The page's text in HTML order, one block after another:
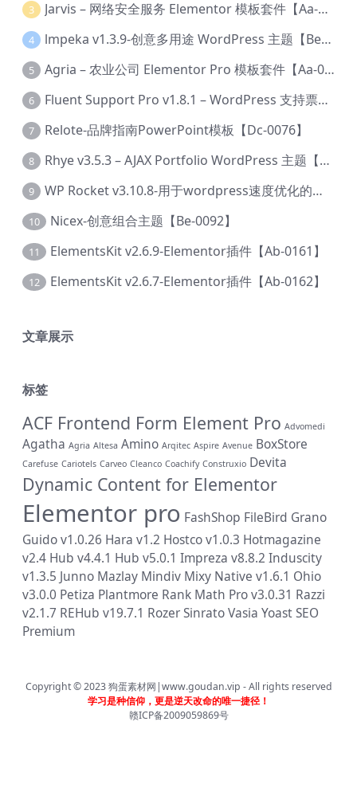
3 Jarvis – 网络安全服务 Elementor 模板套件【Aa-0035】
4 lmpeka v1.3.9-创意多用途 WordPress 主题【Be-0064】
5 Agria – 农业公司 Elementor Pro 模板套件【Aa-0003】
6 Fluent Support Pro v1.8.1 – WordPress 支持票务系统【Cc-0041】
7 Relote-品牌指南PowerPoint模板【Dc-0076】
8 Rhye v3.5.3 – AJAX Portfolio WordPress 主题【Bi-0049】
9 WP Rocket v3.10.8-用于wordpress速度优化的缓存加速插件【Cd-0019】
10 Nicex-创意组合主题【Be-0092】
11 ElementsKit v2.6.9-Elementor插件【Ab-0161】
12 ElementsKit v2.6.7-Elementor插件【Ab-0162】
文章展示
标签
ACF Frontend Form Element Pro Advomedi
Agatha Agria Altesa Amino Arqitec Aspire Avenue BoxStore
Carefuse Cariotels Carveo Cleanco Coachify Construxio Devita
Dynamic Content for Elementor
Elementor pro FashShop FileBird Grano
Guido v1.0.26 Hara v1.2 Hostco v1.0.3 Hotmagazine
v2.4 Hub v4.4.1 Hub v5.0.1 Impreza v8.8.2 Induscity
v1.3.5 Junno Mazlay Mindiv Mixy Native v1.6.1 Ohio
v3.0.0 Petiza Plantmore Rank Math Pro v3.0.31 Razzi
v2.1.7 REHub v19.7.1 RozerSinratoVasia Yoast SEO
Premium
Copyright © 2023狗蛋素材网|www.goudan.vip - All rights reserved
学习是种信仰，更是逆天改命的唯一捷径！
赣ICP备2009059869号